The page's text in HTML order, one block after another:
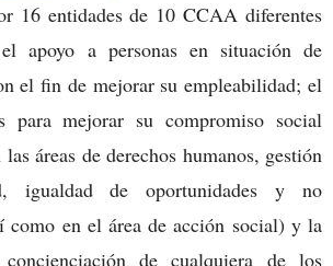
16 entidades de 10 CCAA diferentes
apoyo a personas en situación de
el fin de mejorar su empleabilidad; el
para mejorar su compromiso social
áreas de derechos humanos, gestión
igualdad de oportunidades y no
como en el área de acción social) y la
de cualquiera de los